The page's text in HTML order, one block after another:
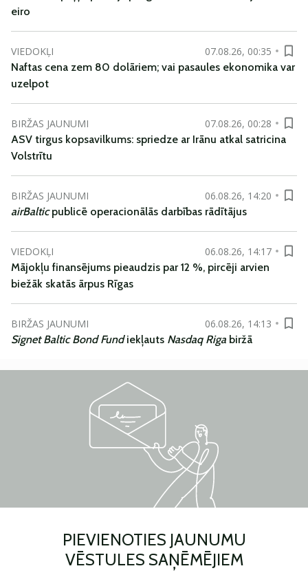
eiro
VIEDOKĻI
07.08.26, 00:35
Naftas cena zem 80 dolāriem; vai pasaules ekonomika var
uzelpot
BIRŽAS JAUNUMI
07.08.26, 00:28
ASV tirgus kopsavilkums: spriedze ar Irānu atkal satricina
Volstrītu
BIRŽAS JAUNUMI
06.08.26, 14:20
airBalticpublicē operacionālās darbības rādītājus
VIEDOKĻI
06.08.26, 14:17
Mājokļu finansējums pieaudzis par 12 %, pircēji arvien
biežāk skatās ārpus Rīgas
BIRŽAS JAUNUMI
06.08.26, 14:13
Signet Baltic Bond Fundiekļauts Nasdaq Riga biržā
PIEVIENOTIES JAUNUMU
VĒSTULES SAŅĒMĒJIEM